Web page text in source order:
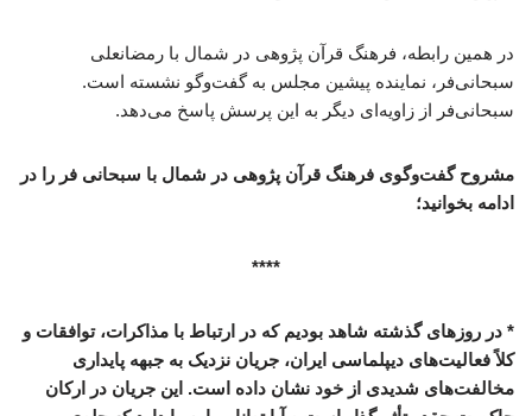
در همین رابطه، فرهنگ قرآن پژوهی در شمال با رمضانعلی
سبحانی‌فر، نماینده پیشین مجلس به گفت‌وگو نشسته است.
سبحانی‌فر از زاویه‌ای دیگر به این پرسش پاسخ می‌دهد.
مشروح گفت‌وگوی فرهنگ قرآن پژوهی در شمال با سبحانی فر را در
ادامه بخوانید؛
****
* در روزهای گذشته شاهد بودیم که در ارتباط با مذاکرات، توافقات و
کلاً فعالیت‌های دیپلماسی ایران، جریان نزدیک به جبهه پایداری
مخالفت‌های شدیدی از خود نشان داده است. این جریان در ارکان